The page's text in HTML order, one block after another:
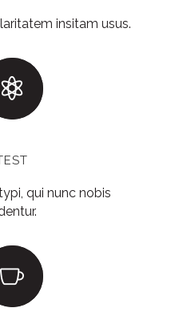
insitam usus.
qui nunc nobis